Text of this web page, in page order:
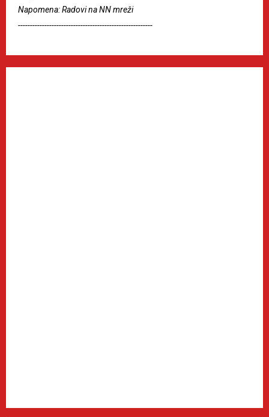
Napomena: Radovi na NN mreži
--------------------------------------------------------